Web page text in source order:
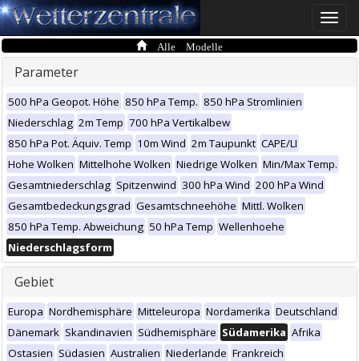
Toggle
Alle Modelle
Parameter
500 hPa Geopot. Höhe 850 hPa Temp. 850 hPa Stromlinien
Niederschlag 2m Temp 700 hPa Vertikalbew
850 hPa Pot. Äquiv. Temp 10m Wind 2m Taupunkt CAPE/LI
Hohe Wolken Mittelhohe Wolken Niedrige Wolken Min/Max Temp.
Gesamtniederschlag Spitzenwind 300 hPa Wind 200 hPa Wind
Gesamtbedeckungsgrad Gesamtschneehöhe Mittl. Wolken
850 hPa Temp. Abweichung 50 hPa Temp Wellenhoehe
Niederschlagsform
Gebiet
Europa Nordhemisphäre Mitteleuropa Nordamerika Deutschland
Dänemark Skandinavien Südhemisphäre Südamerika Afrika
Ostasien Südasien Australien Niederlande Frankreich